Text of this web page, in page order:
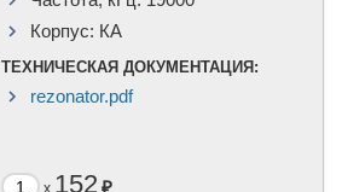
Корпус: КА
ТЕХНИЧЕСКАЯ ДОКУМЕНТАЦИЯ:
rezonator.pdf
x 152₽